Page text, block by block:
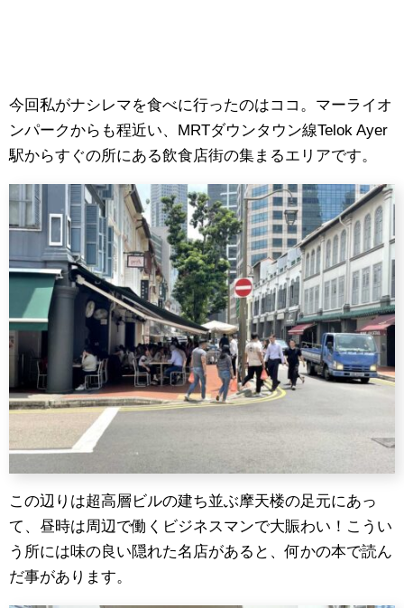
今回私がナシレマを食べに行ったのはココ。マーライオ
ンパークからも程近い、MRTダウンタウン線Telok Ayer
駅からすぐの所にある飲食店街の集まるエリアです。
この辺りは超高層ビルの建ち並ぶ摩天楼の足元にあっ
て、昼時は周辺で働くビジネスマンで大賑わい！こうい
う所には味の良い隠れた名店があると、何かの本で読ん
だ事があります。